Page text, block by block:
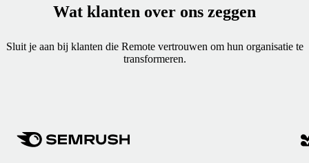
Wat klanten over ons zeggen
Sluit je aan bij klanten die Remote vertrouwen om hun organisatie te
transformeren.